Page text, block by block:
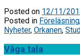
Posted on 12/11/
Posted in Föreläsning
Nyheter, Orkanen,
Våga tala